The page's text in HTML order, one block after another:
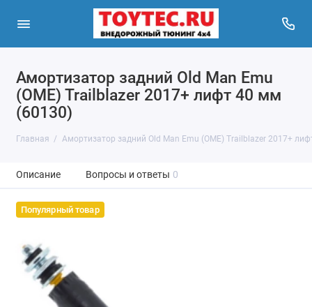
Амортизатор задний Old Man Emu
(OME) Trailblazer 2017+ лифт 40 мм
(60130)
Главная Амортизатор задний Old Man Emu (OME) Trailblazer 2017+
Описание Вопросы и ответы 0
Популярный товар